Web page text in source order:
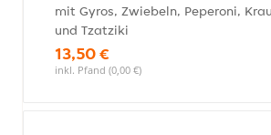
mit Gyros, Zwiebeln, Peperoni,
und Tzatziki
13,50 €
inkl. Pfand (0,00 €)